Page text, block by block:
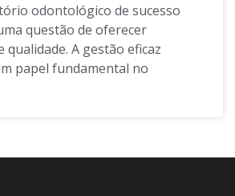
odontológico de sucesso
questão de oferecer
A gestão eficaz
papel fundamental no